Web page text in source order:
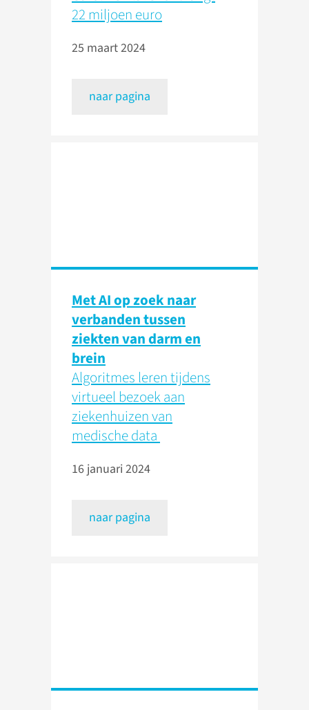
22 miljoen euro
25 maart 2024
naar pagina
Met AI op zoek naar
verbanden tussen
ziekten van darm en
brein
Algoritmes leren tijdens
virtueel bezoek aan
ziekenhuizen van
medische data
16 januari 2024
naar pagina